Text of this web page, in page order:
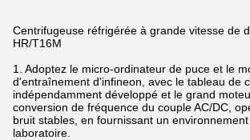
Centrifugeuse réfrigérée à grande vitesse de
HR/T16M
1. Adoptez le micro-ordinateur de puce et le
d'entraînement d'infineon, avec le tableau de
indépendamment développé et le grand
conversion de fréquence du couple AC/DC,
bruit stables, en fournissant un
laboratoire.